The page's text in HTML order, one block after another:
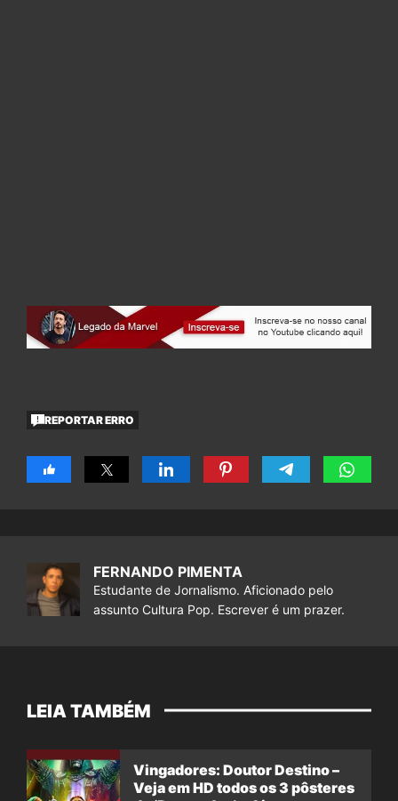
REPORTAR ERRO
FERNANDO PIMENTA
Estudante de Jornalismo. Aficionado pelo
assunto Cultura Pop. Escrever é um prazer.
LEIA TAMBÉM
Vingadores: Doutor Destino –
Veja em HD todos os 3 pôsteres